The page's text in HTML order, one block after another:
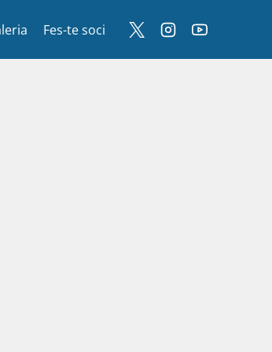
Fes-te soci